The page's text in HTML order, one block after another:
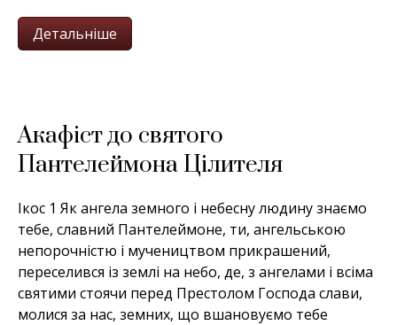
Детальніше
Акафіст до святого
Пантелеймона Цілителя
Ікос 1 Як ангела земного і небесну людину знаємо
тебе, славний Пантелеймоне, ти, ангельською
непорочністю і мучеництвом прикрашений,
переселився із землі на небо, де, з ангелами і всіма
святими стоячи перед Престолом Господа слави,
молися за нас, земних, що вшановуємо тебе